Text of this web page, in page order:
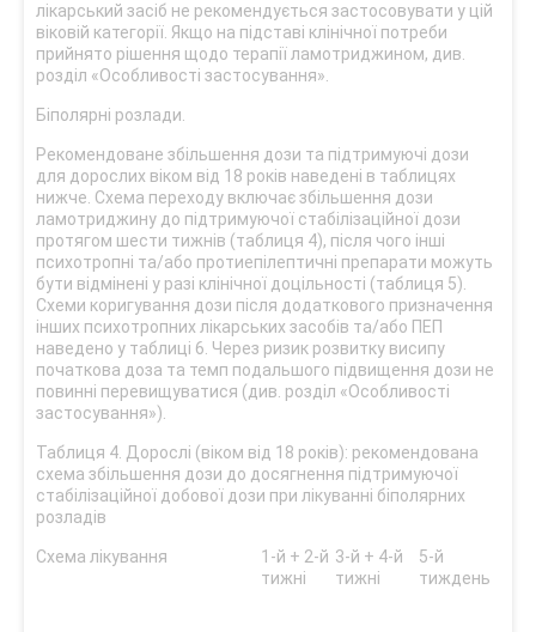
лікарський засіб не рекомендується застосовувати у цій
віковій категорії. Якщо на підставі клінічної потреби
прийнято рішення щодо терапії ламотриджином, див.
розділ «Особливості застосування».
Біполярні розлади.
Рекомендоване збільшення дози та підтримуючі дози
для дорослих віком від 18 років наведені в таблицях
нижче. Схема переходу включає збільшення дози
ламотриджину до підтримуючої стабілізаційної дози
протягом шести тижнів (таблиця 4), після чого інші
психотропні та/або протиепілептичні препарати можуть
бути відмінені у разі клінічної доцільності (таблиця 5).
Схеми коригування дози після додаткового призначення
інших психотропних лікарських засобів та/або ПЕП
наведено у таблиці 6. Через ризик розвитку висипу
початкова доза та темп подальшого підвищення дози не
повинні перевищуватися (див. розділ «Особливості
застосування»).
Таблиця 4. Дорослі (віком від 18 років): рекомендована
схема збільшення дози до досягнення підтримуючої
стабілізаційної добової дози при лікуванні біполярних
розладів
Схема лікування
1-й + 2-й
тижні
3-й + 4-й
тижні
5-й
тиждень